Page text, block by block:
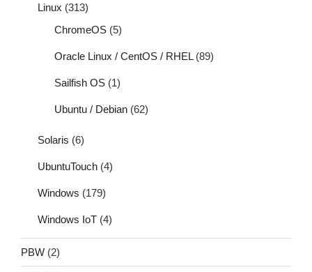
Linux (313)
ChromeOS (5)
Oracle Linux / CentOS / RHEL(89)
Sailfish OS (1)
Ubuntu / Debian (62)
Solaris (6)
UbuntuTouch (4)
Windows (179)
Windows IoT (4)
PBW (2)